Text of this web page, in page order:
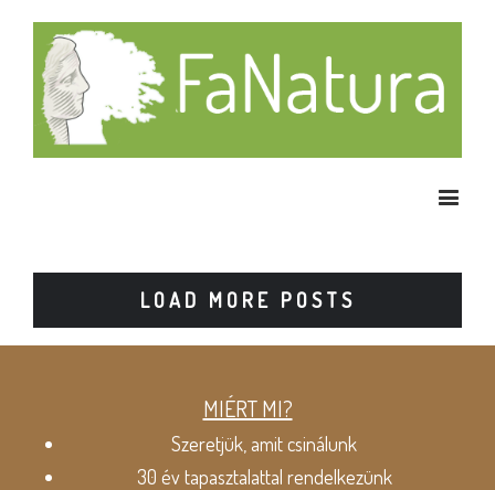
LOAD MORE POSTS
MIÉRT MI?
Szeretjük, amit csinálunk
30 év tapasztalattal rendelkezünk